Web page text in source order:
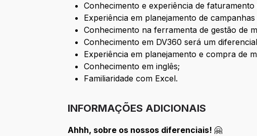
Conhecimento e experiência de faturamento
Experiência em planejamento de
Conhecimento na ferramenta de gestão de
Conhecimento em DV360 será um
Experiência em planejamento e compra de
Conhecimento em inglês;
Familiaridade com Excel.
INFORMAÇÕES ADICIONAIS
Ahhh, sobre os nossos diferenciais! 🤗